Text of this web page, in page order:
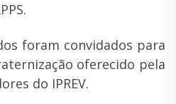
foram convidados para
oferecido pela
do IPREV.